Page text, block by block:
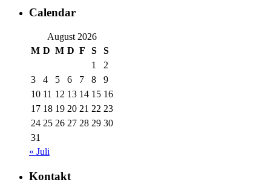
Calendar
August 2026
M D M D F S
S
1
2
3
4 5 6 7 8
9
10 11 12 13 14 15 16
17 18 19 20 21 22 23
24 25 26 27 28 29 30
31
« Juli
Kontakt